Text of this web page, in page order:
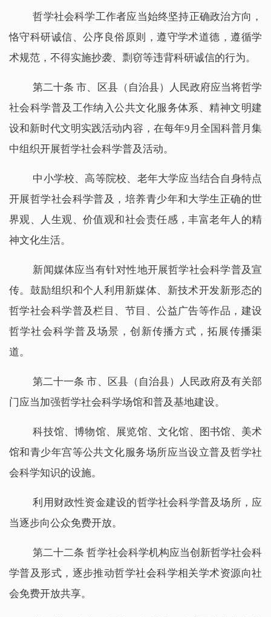
哲学社会科学工作者应当始终坚持正确政治方向，
恪守科研诚信、公序良俗原则，遵守学术道德，遵循学
术规范，不得实施抄袭、剽窃等违背科研诚信的行为。
第二十条 市、区县（自治县）人民政府应当将哲学
社会科学普及工作纳入公共文化服务体系、精神文明建
设和新时代文明实践活动内容，在每年9月全国科普月集
中组织开展哲学社会科学普及活动。
中小学校、高等院校、老年大学应当结合自身特点
开展哲学社会科学普及，培养青少年和大学生正确的世
界观、人生观、价值观和社会责任感，丰富老年人的精
神文化生活。
新闻媒体应当有针对性地开展哲学社会科学普及宣
传。鼓励组织和个人利用新媒体、新技术开发新形态的
哲学社会科学普及栏目、节目、公益广告等作品，建设
哲学社会科学普及场景，创新传播方式，拓展传播渠
道。
第二十一条 市、区县（自治县）人民政府及有关部
门应当加强哲学社会科学场馆和普及基地建设。
科技馆、博物馆、展览馆、文化馆、图书馆、美术
馆和青少年宫等公共文化服务场所应当设立普及哲学社
会科学知识的设施。
利用财政性资金建设的哲学社会科学普及场所，应
当逐步向公众免费开放。
第二十二条 哲学社会科学机构应当创新哲学社会科
学普及形式，逐步推动哲学社会科学相关学术资源向社
会免费开放共享。